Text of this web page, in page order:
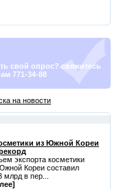
свой опрос? свяжитесь
771-34-88
на новости
из Южной Кореи
экспорта косметики
Кореи составил
млрд в пер...